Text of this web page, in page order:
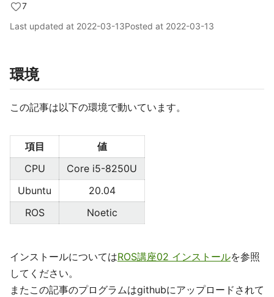
7
Last updated at 2022-03-13Posted at 2022-03-13
環境
この記事は以下の環境で動いています。
項目
値
CPU
Core i5-8250U
Ubuntu
20.04
ROS
Noetic
インストールについてはROS講座02 インストールを参照
してください。
またこの記事のプログラムはgithubにアップロードされて